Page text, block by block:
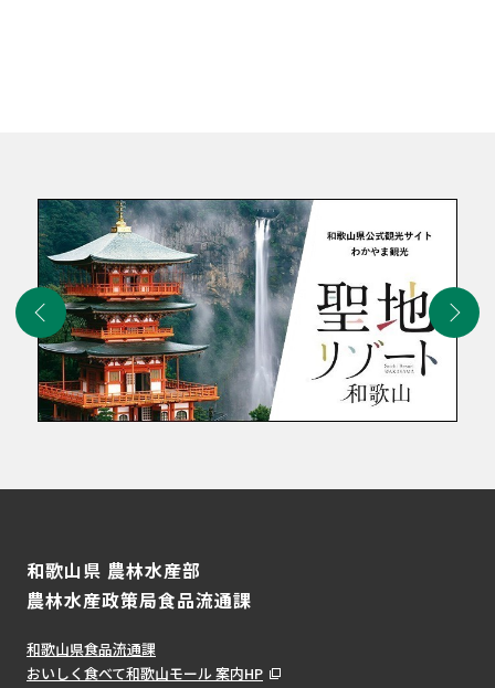
和歌山県 農林水産部
農林水産政策局食品流通課
和歌山県食品流通課
おいしく食べて和歌山モール 案内HP